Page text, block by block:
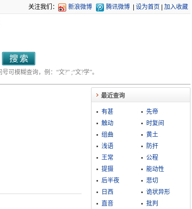
关注我们： 新浪微博 腾讯微博 设为首页 加入收藏
可模糊查询，例：“文?” ;“文?学”。
最近查询
有甚
先帝
触动
时复间
组曲
黄土
浅语
防扞
王常
公程
提摄
能动性
后半夜
悲切
日西
诡状异形
直音
批判